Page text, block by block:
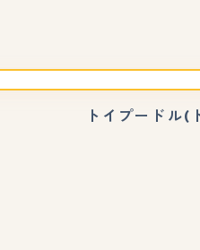
トイプードル(